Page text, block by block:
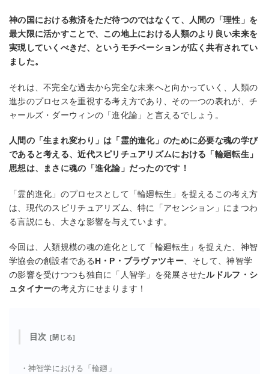
神の国における救済をただ待つのではなくて、⼈間の「理性」を
最⼤限に活かすことで、この地上における⼈類のより良い未来を
実現していくべきだ、というモチベーションが広く共有されてい
ました。
それは、不完全な過去から完全な未来へと向かっていく、⼈類の
進歩のプロセスを重視する考え⽅であり、その⼀つの表れが、チ
ャールズ・ダーウィンの「進化論」と⾔えるでしょう。
⼈間の「⽣まれ変わり」は「霊的進化」のために必要な魂の学び
であると考える、近代スピリチュアリズムにおける「輪廻転⽣」
思想は、まさに魂の「進化論」だったのです！
「霊的進化」のプロセスとして「輪廻転⽣」を捉えるこの考え⽅
は、現代のスピリチュアリズム、特に「アセンション」にまつわ
る⾔説にも、⼤きな影響を与えています。
今回は、⼈類規模の魂の進化として「輪廻転⽣」を捉えた、神智
学協会の創設者であるH・P・ブラヴァツキー、そして、神智学
の影響を受けつつも独⾃に「⼈智学」を発展させたルドルフ・シ
ュタイナーの考え⽅にせまります！
目次
・神智学における「輪廻」